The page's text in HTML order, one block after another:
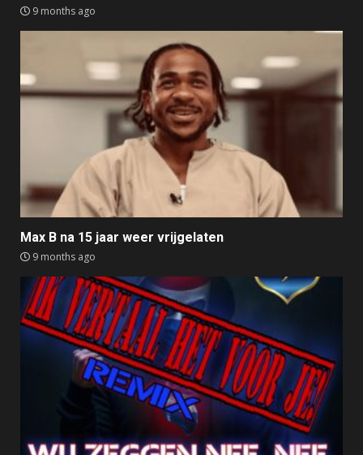
9 months ago
Max B na 15 jaar weer vrijgelaten
9 months ago